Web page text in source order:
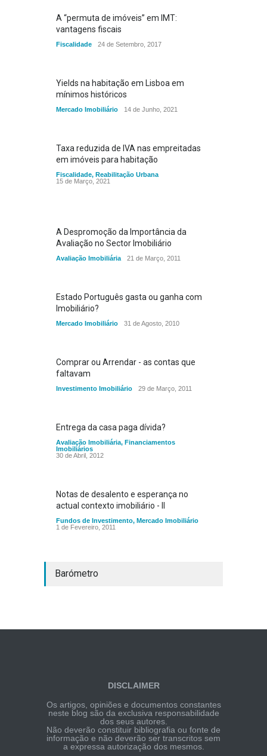
A “permuta de imóveis” em IMT:
vantagens fiscais
Fiscalidade 24 de Setembro, 2017
Yields na habitação em Lisboa em
mínimos históricos
Mercado Imobiliário 14 de Junho, 2021
Taxa reduzida de IVA nas empreitadas
em imóveis para habitação
Fiscalidade, Reabilitação Urbana
15 de Março, 2021
A Despromoção da Importância da
Avaliação no Sector Imobiliário
Avaliação Imobiliária 21 de Março, 2011
Estado Português gasta ou ganha com
Imobiliário?
Mercado Imobiliário 31 de Agosto, 2010
Comprar ou Arrendar - as contas que
faltavam
Investimento Imobiliário 29 de Março, 2011
Entrega da casa paga dívida?
Avaliação Imobiliária, Financiamentos
Imobiliários
30 de Abril, 2012
Notas de desalento e esperança no
actual contexto imobiliário - II
Fundos de Investimento, Mercado Imobiliário
1 de Fevereiro, 2011
Barómetro
DISCLAIMER
Os artigos, opiniões e documentos constantes
neste blog são da exclusiva responsabilidade
dos seus autores.
Não deverão constituir bibliografia ou fonte de
informação e não deverão ser transcritos sem
a expressa autorização dos mesmos.